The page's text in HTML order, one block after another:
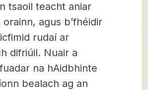
tsaoil teacht aniar
orainn, agus b’fhéidir
rudaí ar
difriúil. Nuair a
na hAidbhinte
bealach ag an